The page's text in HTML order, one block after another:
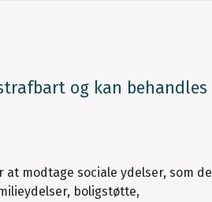
og kan behandles
modtage sociale ydelser, som de
boligstøtte,